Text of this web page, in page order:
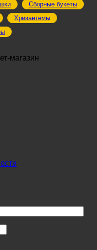
Сборные букеты
Хризантемы
магазин